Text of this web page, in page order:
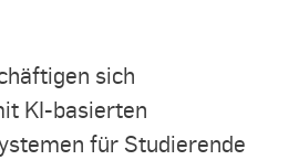
sich
KI-basierten
für Studierende